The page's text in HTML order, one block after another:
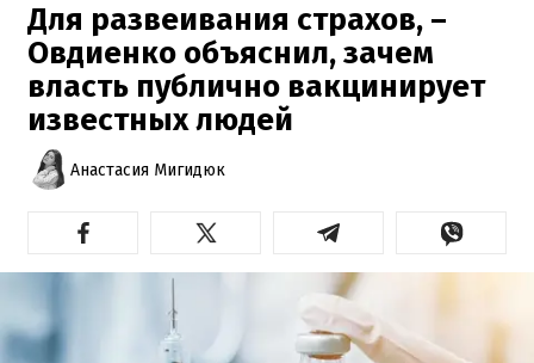
Для развеивания страхов, –
Овдиенко объяснил, зачем
власть публично вакцинирует
известных людей
Анастасия Мигидюк